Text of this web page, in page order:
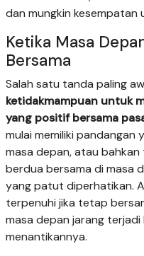
dan mungkin kesempatan
Ketika Masa
Bersama
Salah satu tanda paling
ketidakmampuan untuk
yang positif bersama
mulai memiliki
masa depan, atau
berdua bersama di masa
yang patut diperhatikan.
terpenuhi jika tetap
masa depan jarang
menantikannya.